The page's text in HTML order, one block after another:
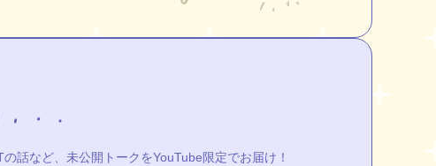
話など、未公開トークをYouTube限定でお届け！